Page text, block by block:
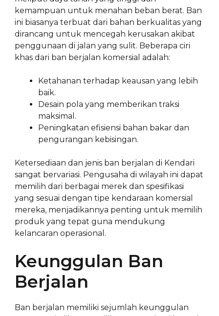
kemampuan untuk menahan beban berat. Ban
ini biasanya terbuat dari bahan berkualitas yang
dirancang untuk mencegah kerusakan akibat
penggunaan di jalan yang sulit. Beberapa ciri
khas dari ban berjalan komersial adalah:
Ketahanan terhadap keausan yang lebih
baik.
Desain pola yang memberikan traksi
maksimal.
Peningkatan efisiensi bahan bakar dan
pengurangan kebisingan.
Ketersediaan dan jenis ban berjalan di Kendari
sangat bervariasi. Pengusaha di wilayah ini dapat
memilih dari berbagai merek dan spesifikasi
yang sesuai dengan tipe kendaraan komersial
mereka, menjadikannya penting untuk memilih
produk yang tepat guna mendukung
kelancaran operasional.
Keunggulan Ban
Berjalan
Ban berjalan memiliki sejumlah keunggulan